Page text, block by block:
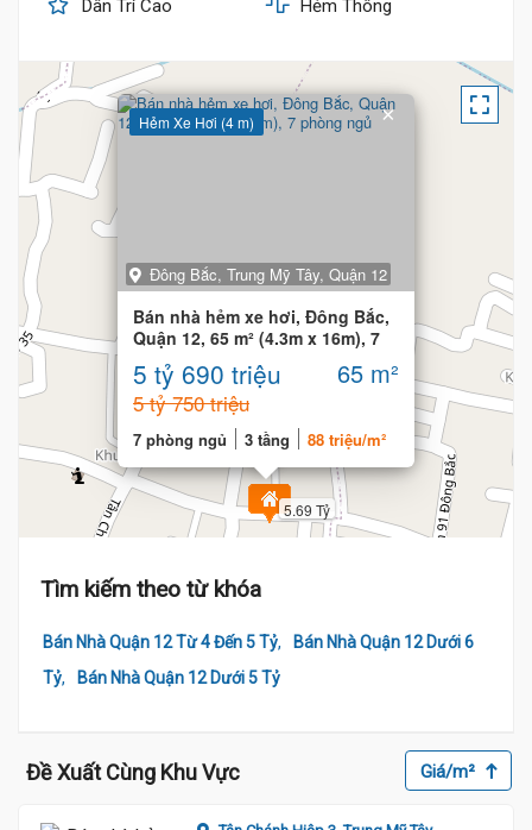
Dân Trí Cao Hẻm Thông
5.69 Tỷ
Hẻm Xe Hơi (4 m)
Đông Bắc, Trung Mỹ Tây, Quận 12
Bán nhà hẻm xe hơi, Đông Bắc,
Quận 12, 65 m² (4.3m x 16m), 7
phòng ngủ
5 tỷ 690 triệu 65 m²
5 tỷ 750 triệu
7 phòng ngủ 3 tầng 88 triệu/m²
×
Tìm kiếm theo từ khóa
Bán Nhà Quận 12 Từ 4 Đến 5 Tỷ,
Bán Nhà Quận 12 Dưới 6
Tỷ, Bán Nhà Quận 12 Dưới 5 Tỷ
Đề Xuất Cùng Khu Vực Giá/m²